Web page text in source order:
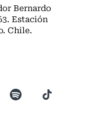
Bernardo
Estación
Chile.